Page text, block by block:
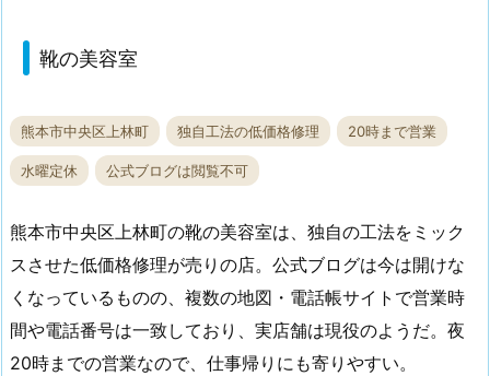
靴の美容室
熊本市中央区上林町 独自工法の低価格修理 20時まで営業
水曜定休 公式ブログは閲覧不可
熊本市中央区上林町の靴の美容室は、独自の工法をミック
スさせた低価格修理が売りの店。公式ブログは今は開けな
くなっているものの、複数の地図・電話帳サイトで営業時
間や電話番号は一致しており、実店舗は現役のようだ。夜
20時までの営業なので、仕事帰りにも寄りやすい。